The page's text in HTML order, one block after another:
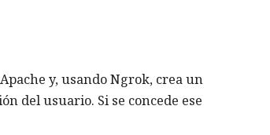
y, usando Ngrok, crea un
del usuario. Si se concede ese